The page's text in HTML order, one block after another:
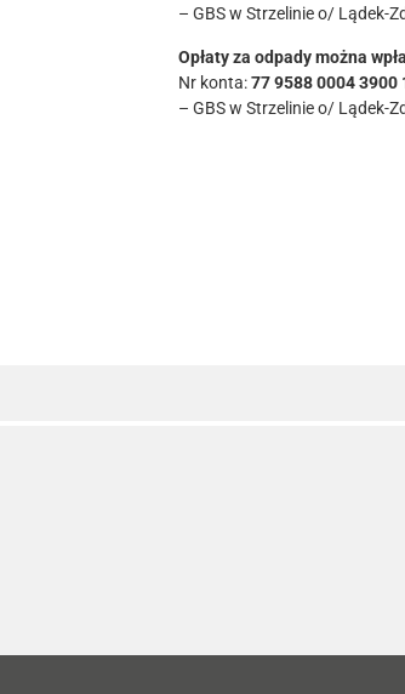
– GBS w Strzelinie o/ Lądek-
Opłaty za odpady można
Nr konta:77 9588 0004 3900
– GBS w Strzelinie o/ Lądek-